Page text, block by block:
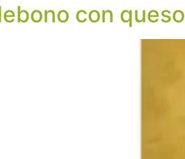
con queso